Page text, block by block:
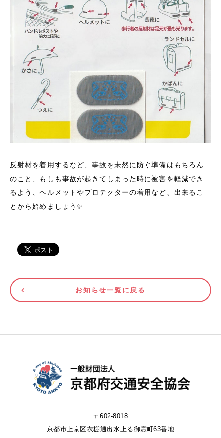
反射材を着用するなど、事故を未然に防ぐ準備はもちろん
のこと、もしも事故が起きてしまった時に被害を軽減でき
るよう、ヘルメットやプロテクターの着用など、出来るこ
とから始めましょう✨
お知らせ一覧に戻る
〒602-8018
京都市上京区衣棚通出水上る御霊町63番地